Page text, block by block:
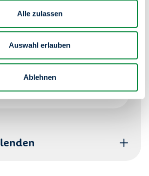
Alle zulassen
Auswahl erlauben
Ablehnen
akzeptiert
Inhalt anzuzeigen, benötigen wir
zu Marketing-Cookies. Bitte
Sie die entsprechenden Cookies,
Inhalt sehen zu können.